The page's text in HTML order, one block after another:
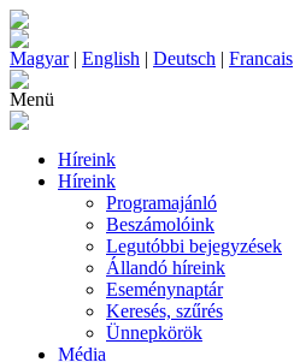
Magyar| English | Deutsch | Francais
Menü
Híreink
Híreink
Programajánló
Beszámolóink
Legutóbbi bejegyzések
Állandó híreink
Eseménynaptár
Keresés, szűrés
Ünnepkörök
Média